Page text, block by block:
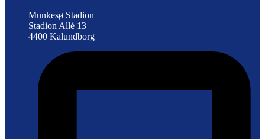
Munkesø Stadion
Stadion Allé 13
4400 Kalundborg